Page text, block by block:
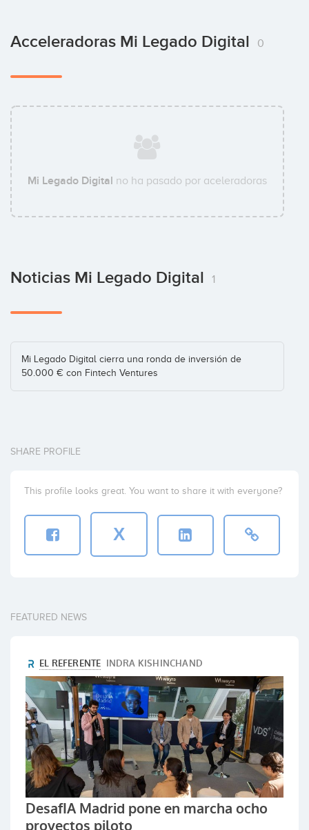
Acceleradoras Mi Legado Digital 0
Mi Legado Digital no ha pasado por aceleradoras
Noticias Mi Legado Digital 1
Mi Legado Digital cierra una ronda de inversión de
50.000 € con Fintech Ventures
SHARE PROFILE
This profile looks great. You want to share it with everyone?
X
FEATURED NEWS